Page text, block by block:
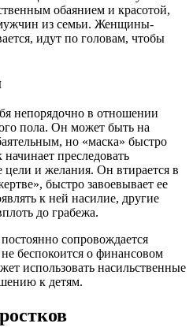
обаянием и красотой,
мужчин из семьи. Женщины-
идут по головам, чтобы
непорядочно в отношении
пола. Он может быть на
но «маска» быстро
начинает преследовать
и желания. Он втирается в
быстро завоевывает ее
к ней насилие, другие
до грабежа.
сопровождается
беспокоится о финансовом
использовать насильственные
к детям.